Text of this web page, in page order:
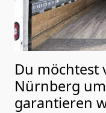
Du möchtest
Nürnberg
garantieren